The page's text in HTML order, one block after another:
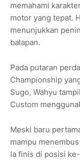
memahami
motor yang tepat.
menunjukkan
balapan.
Pada putaran
Championship
Sugo, Wahyu
Custom
Meski baru
mampu
Ia finis di posisi